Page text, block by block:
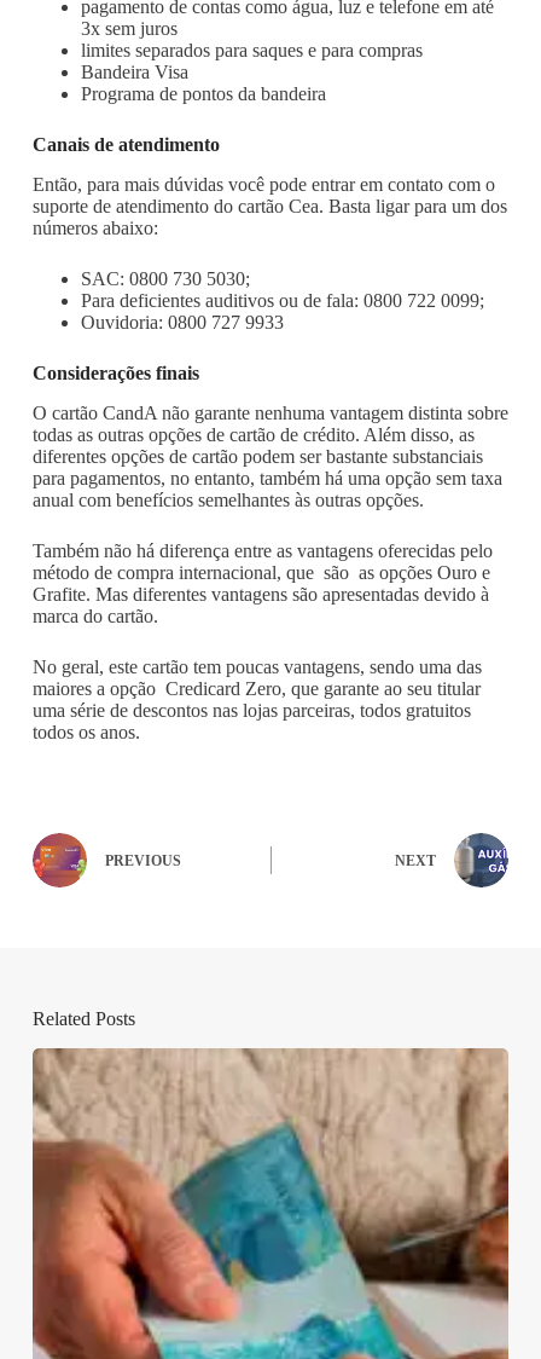
pagamento de contas como água, luz e telefone em até
3x sem juros
limites separados para saques e para compras
Bandeira Visa
Programa de pontos da bandeira
Canais de atendimento
Então, para mais dúvidas você pode entrar em contato com o
suporte de atendimento do cartão Cea. Basta ligar para um dos
números abaixo:
SAC: 0800 730 5030;
Para deficientes auditivos ou de fala: 0800 722 0099;
Ouvidoria: 0800 727 9933
Considerações finais
O cartão CandA não garante nenhuma vantagem distinta sobre
todas as outras opções de cartão de crédito. Além disso, as
diferentes opções de cartão podem ser bastante substanciais
para pagamentos, no entanto, também há uma opção sem taxa
anual com benefícios semelhantes às outras opções.
Também não há diferença entre as vantagens oferecidas pelo
método de compra internacional, que são as opções Ouro e
Grafite. Mas diferentes vantagens são apresentadas devido à
marca do cartão.
No geral, este cartão tem poucas vantagens, sendo uma das
maiores a opção Credicard Zero, que garante ao seu titular
uma série de descontos nas lojas parceiras, todos gratuitos
todos os anos.
PREVIOUS NEXT
Related Posts